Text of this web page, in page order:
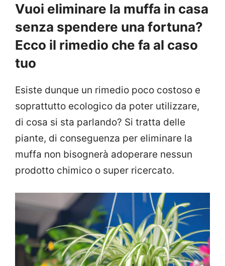
Vuoi eliminare la muffa in casa
senza spendere una fortuna?
Ecco il rimedio che fa al caso
tuo
Esiste dunque un rimedio poco costoso e
soprattutto ecologico da poter utilizzare,
di cosa si sta parlando? Si tratta delle
piante, di conseguenza per eliminare la
muffa non bisognerà adoperare nessun
prodotto chimico o super ricercato.